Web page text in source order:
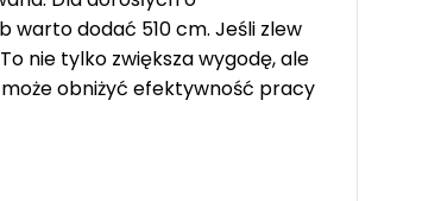
warto dodać 510 cm. Jeśli zlew
nie tylko zwiększa wygodę, ale
obniżyć efektywność pracy